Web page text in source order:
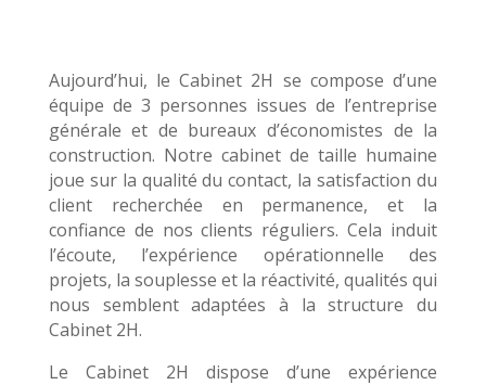
Aujourd’hui, le Cabinet 2H se compose d’une
équipe de 3 personnes issues de l’entreprise
générale et de bureaux d’économistes de la
construction. Notre cabinet de taille humaine
joue sur la qualité du contact, la satisfaction du
client recherchée en permanence, et la
confiance de nos clients réguliers. Cela induit
l’écoute, l’expérience opérationnelle des
projets, la souplesse et la réactivité, qualités qui
nous semblent adaptées à la structure du
Cabinet 2H.
Le Cabinet 2H dispose d’une expérience